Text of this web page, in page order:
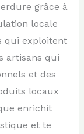
grâce à
locale
qui exploitent
artisans qui
et des
locaux
enrichit
et te